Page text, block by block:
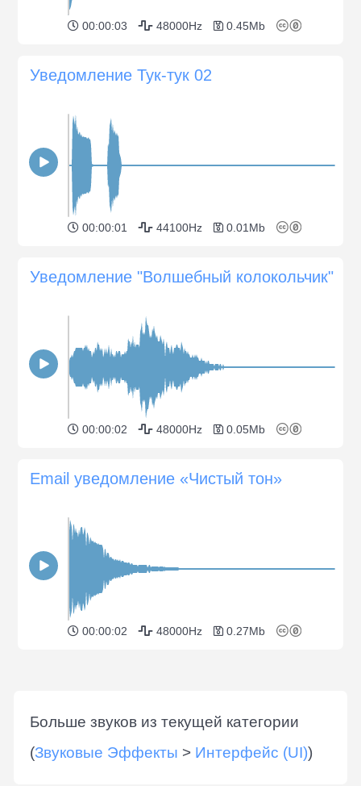
00:00:03 48000Hz 0.45Mb
Уведомление Тук-тук 02
00:00:01 44100Hz 0.01Mb
Уведомление "Волшебный колокольчик"
00:00:02 48000Hz 0.05Mb
Email уведомление «Чистый тон»
00:00:02 48000Hz 0.27Mb
Больше звуков из текущей категории
(Звуковые Эффекты > Интерфейс (UI))